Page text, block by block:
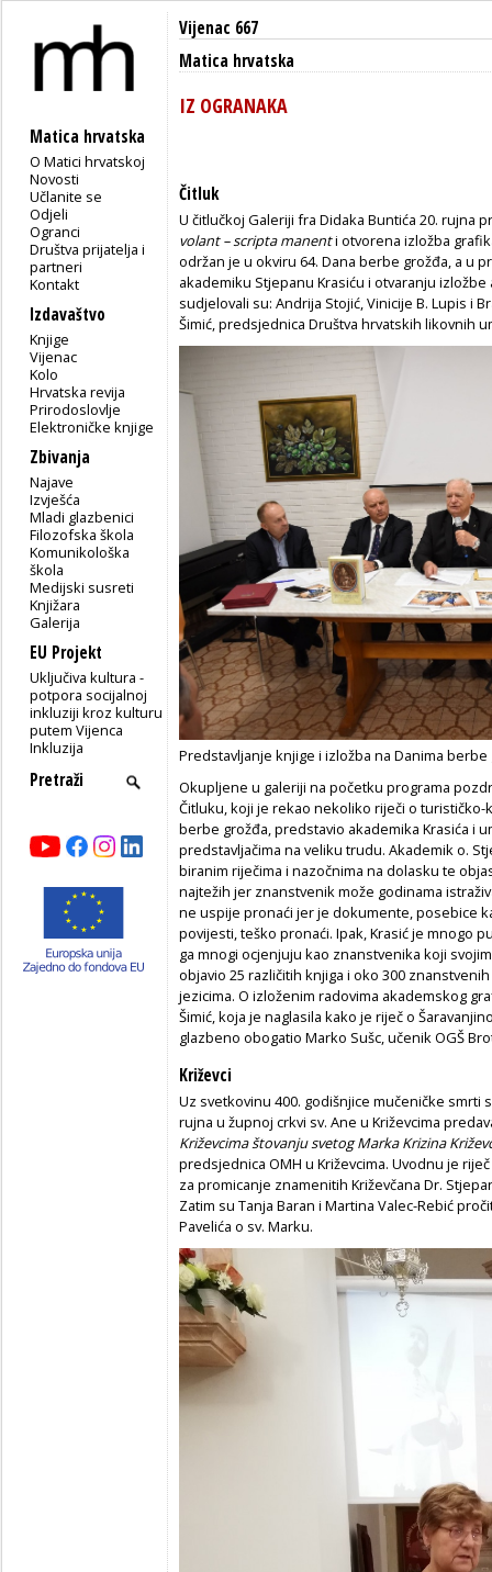
Matica hrvatska
O Matici hrvatskoj
Novosti
Učlanite se
Odjeli
Ogranci
Društva prijatelja i
partneri
Kontakt
Izdavaštvo
Knjige
Vijenac
Kolo
Hrvatska revija
Prirodoslovlje
Elektroničke knjige
Zbivanja
Najave
Izvješća
Mladi glazbenici
Filozofska škola
Komunikološka
škola
Medijski susreti
Knjižara
Galerija
EU Projekt
Uključiva kultura -
potpora socijalnoj
inkluziji kroz kulturu
putem Vijenca
Inkluzija
Vijenac 667
Matica hrvatska
IZ OGRANAKA
Čitluk
U čitlučkoj Galeriji fra Didaka Buntića 20.
volant – scripta manenti otvorena izložba
održan je u okviru 64. Dana berbe grožđa, a u
akademiku Stjepanu Krasiću i otvaranju
sudjelovali su: Andrija Stojić, Vinicije B. Lupis i
Šimić, predsjednica Društva hrvatskih likovnih
Predstavljanje knjige i izložba na Danima berbe
Okupljene u galeriji na početku programa
Čitluku, koji je rekao nekoliko riječi o
berbe grožđa, predstavio akademika Krasića i
predstavljačima na veliku trudu. Akademik o.
biranim riječima i nazočnima na dolasku te
najtežih jer znanstvenik može godinama
ne uspije pronaći jer je dokumente, posebice
povijesti, teško pronaći. Ipak, Krasić je mnogo
ga mnogi ocjenjuju kao znanstvenika koji
objavio 25 različitih knjiga i oko 300
jezicima. O izloženim radovima akademskog
Šimić, koja je naglasila kako je riječ o
glazbeno obogatio Marko Sušc, učenik OGŠ
Križevci
Uz svetkovinu 400. godišnjice mučeničke smrti
rujna u župnoj crkvi sv. Ane u Križevcima
Križevcima štovanju svetog Marka Krizina
predsjednica OMH u Križevcima. Uvodnu je
za promicanje znamenitih Križevčana Dr.
Zatim su Tanja Baran i Martina Valec-Rebić
Pavelića o sv. Marku.